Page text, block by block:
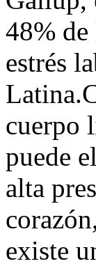
48%
estrés
cuerpo
puede
alta
existe